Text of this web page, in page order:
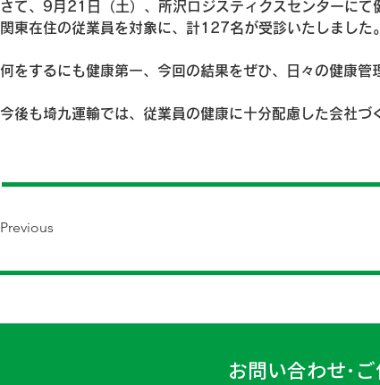
さて、9月21日（土）、所沢ロジスティクスセンターに
関東在住の従業員を対象に、計127名が受診いたしました。
何をするにも健康第一、今回の結果をぜひ、日々の健康管
今後も埼九運輸では、従業員の健康に十分配慮した会社づ
Previous
お問い合わせ･